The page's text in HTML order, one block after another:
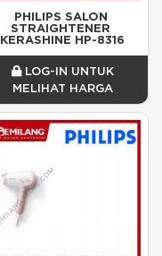
PHILIPS SALON
STRAIGHTENER
KERASHINE HP-8316
LOG-IN UNTUK
MELIHAT HARGA